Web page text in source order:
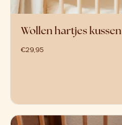
Wollen hartjes kussen
€29,95